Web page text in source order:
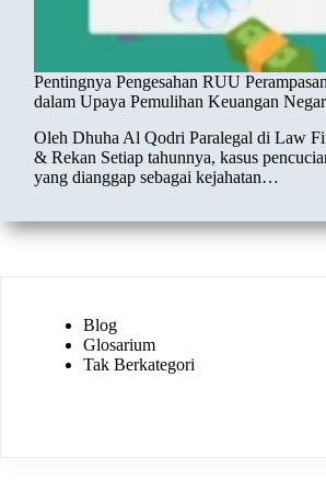
Pentingnya Pengesahan RUU
dalam Upaya Pemulihan Keuangan
Oleh Dhuha Al Qodri Paralegal di Law
& Rekan Setiap tahunnya, kasus
yang dianggap sebagai kejahatan…
Blog
Glosarium
Tak Berkategori